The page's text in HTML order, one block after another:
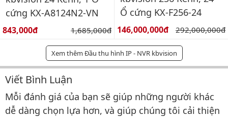
cứng KX-A8124N2-VN
Giá bán:
843,000đ Giá gốc:
1,685,000đ
Ổ cứng KX-F256-24
Giá bán:
146,000,000đ Giá gốc:
292,000,000đ
Xem thêm Đầu thu hình IP - NVR kbvision
Bình luận & Đánh giá
Viết Bình Luận
Mỗi đánh giá của bạn sẽ giúp những người khác
dễ dàng chọn lựa hơn, và giúp chúng tôi cải thiện